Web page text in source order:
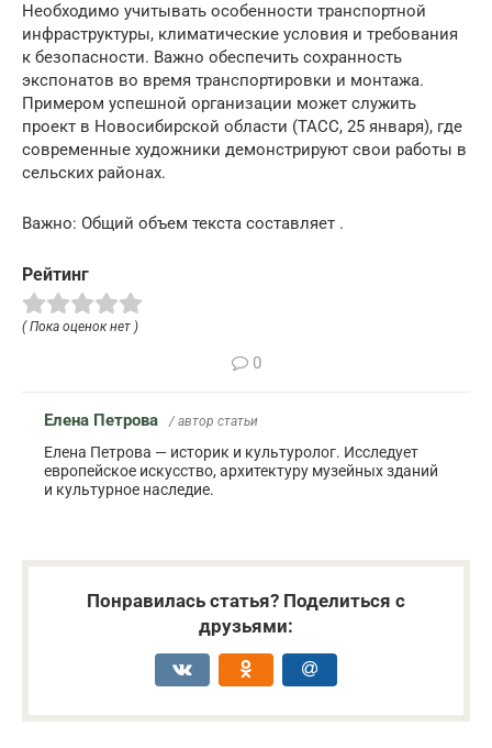
Необходимо учитывать особенности транспортной
инфраструктуры, климатические условия и требования
к безопасности. Важно обеспечить сохранность
экспонатов во время транспортировки и монтажа.
Примером успешной организации может служить
проект в Новосибирской области (ТАСС, 25 января), где
современные художники демонстрируют свои работы в
сельских районах.
Важно: Общий объем текста составляет .
Рейтинг
( Пока оценок нет )
0
Елена Петрова / автор статьи
Елена Петрова — историк и культуролог. Исследует
европейское искусство, архитектуру музейных зданий
и культурное наследие.
Понравилась статья? Поделиться с
друзьями: